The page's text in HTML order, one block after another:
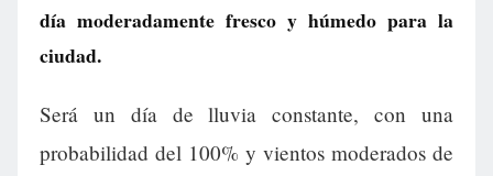
día moderadamente fresco y húmedo para la
ciudad.
Será un día de lluvia constante, con una
probabilidad del 100% y vientos moderados de